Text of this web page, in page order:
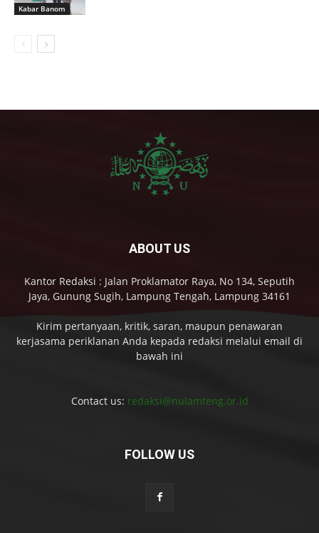
Kabar Banom
ABOUT US
Kantor Redaksi : Jalan Proklamator Raya, No 134, Seputih
Jaya, Gunung Sugih, Lampung Tengah, Lampung 34161
Kirim pertanyaan, kritik, saran, maupun penawaran
kerjasama periklanan Anda kepada redaksi melalui email di
bawah ini
Contact us: redaksi@nulamteng.or.id
FOLLOW US